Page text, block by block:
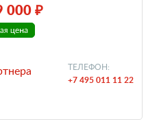
000 ₽
ТЕЛЕФОН:
+7 495 011 11 22